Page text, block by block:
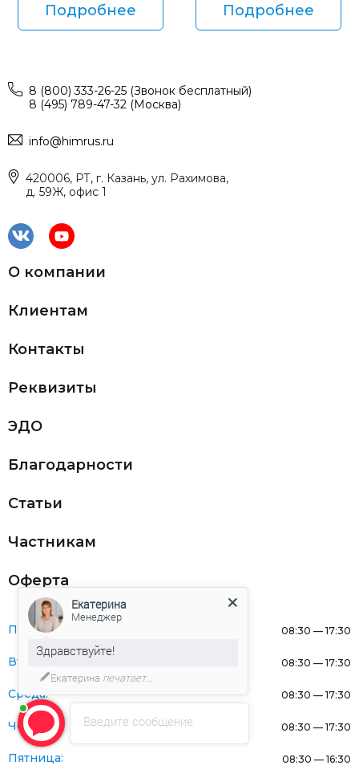
Подробнее Подробнее
8 (800) 333-26-25 (Звонок бесплатный)
8 (495) 789-47-32 (Москва)
info@himrus.ru
420006, РТ, г. Казань, ул. Рахимова,
д. 59Ж, офис 1
О компании
Клиентам
Контакты
Реквизиты
ЭДО
Благодарности
Статьи
Частникам
Оферта
Понедельник: 08:30 — 17:30
Вторник: 08:30 — 17:30
Среда: 08:30 — 17:30
Четверг: 08:30 — 17:30
Пятница: 08:30 — 16:30
Введите сообщение
Екатерина
Менеджер
Здравствуйте!
Екатерина печатает...